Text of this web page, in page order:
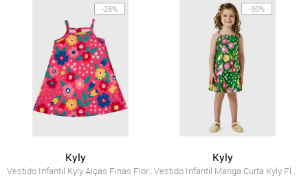
-26%
Kyly
Vestido Infantil Kyly Alças Finas Floral Rosa
-30%
Kyly
Vestido Infantil Manga Curta Kyly Floral Verde